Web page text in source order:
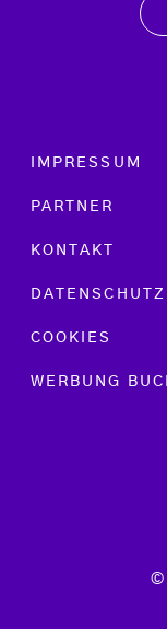
Footer menu
IMPRESSUM
PARTNER
KONTAKT
DATENSCHUTZ
COOKIES
WERBUNG
©